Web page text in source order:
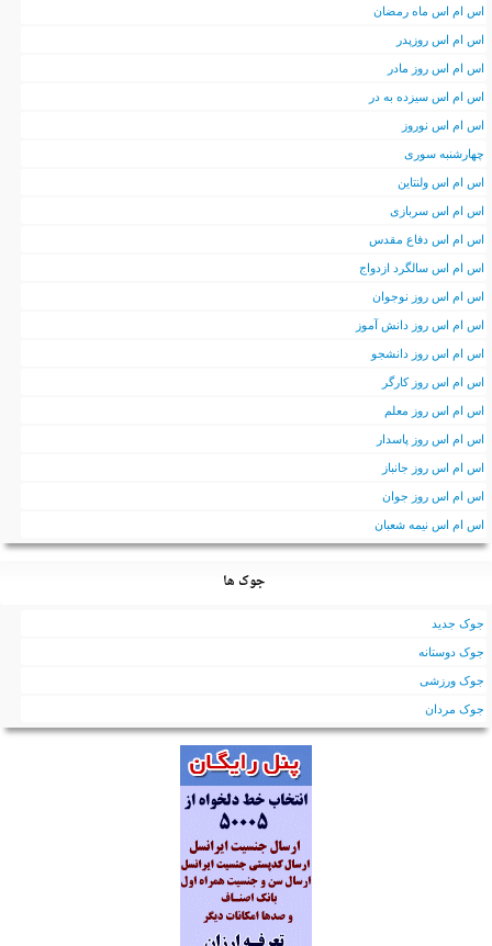
اس ام اس ماه رمضان
اس ام اس روزپدر
اس ام اس روز مادر
اس ام اس سیزده به در
اس ام اس نوروز
چهارشنبه سوری
اس ام اس ولنتاین
اس ام اس سربازی
اس ام اس دفاع مقدس
اس ام اس سالگرد ازدواج
اس ام اس روز نوجوان
اس ام اس روز دانش آموز
اس ام اس روز دانشجو
اس ام اس روز کارگر
اس ام اس روز معلم
اس ام اس روز پاسدار
اس ام اس روز جانباز
اس ام اس روز جوان
اس ام اس نیمه شعبان
جوک ها
جوک جدید
جوک دوستانه
جوک ورزشی
جوک مردان